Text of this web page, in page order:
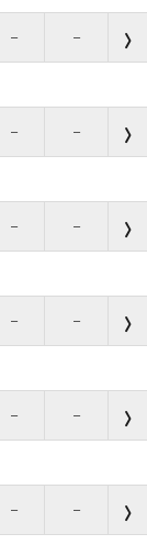
– –
– –
– –
– –
– –
– –